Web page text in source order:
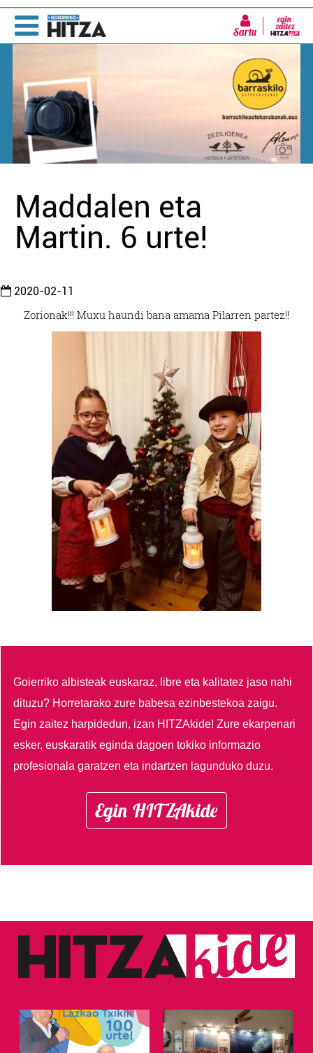
Sartu
Maddalen eta
Martin. 6 urte!
2020-02-11
Zorionak!!! Muxu haundi bana amama Pilarren partez!!
Goierriko albisteak euskaraz, libre eta kalitatez jaso nahi
dituzu? Horretarako zure babesa ezinbestekoa zaigu.
Egin zaitez harpidedun, izan HITZAkide!Zure ekarpenari
esker, euskaratik eginda dagoen tokiko informazio
profesionala garatzen eta indartzen lagunduko duzu.
Egin HITZAkide